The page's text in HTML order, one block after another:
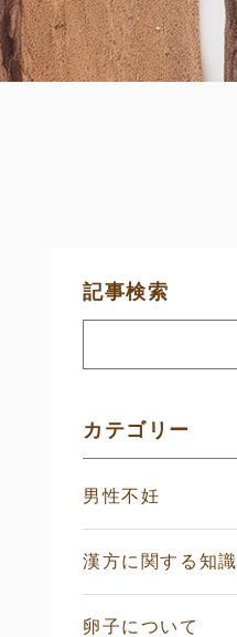
サ
ニ
記事検索
カテゴリー
男性不妊
漢方に関する知識
卵子について